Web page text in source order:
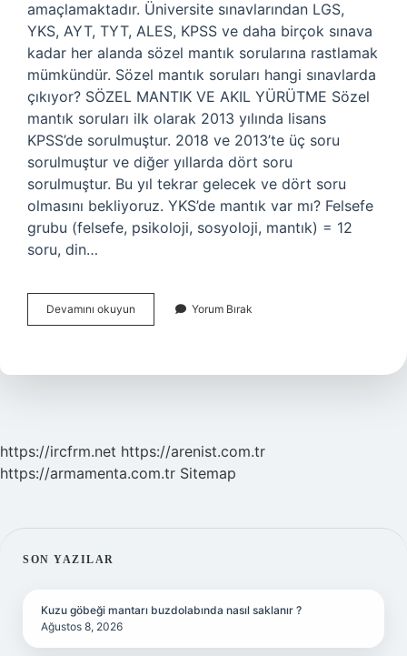
amaçlamaktadır. Üniversite sınavlarından LGS,
YKS, AYT, TYT, ALES, KPSS ve daha birçok sınava
kadar her alanda sözel mantık sorularına rastlamak
mümkündür. Sözel mantık soruları hangi sınavlarda
çıkıyor? SÖZEL MANTIK VE AKIL YÜRÜTME Sözel
mantık soruları ilk olarak 2013 yılında lisans
KPSS’de sorulmuştur. 2018 ve 2013’te üç soru
sorulmuştur ve diğer yıllarda dört soru
sorulmuştur. Bu yıl tekrar gelecek ve dört soru
olmasını bekliyoruz. YKS’de mantık var mı? Felsefe
grubu (felsefe, psikoloji, sosyoloji, mantık) = 12
soru, din…
Devamını okuyun
De
Var
Yorum Bırak
https://ircfrm.net https://arenist.com.tr
https://armamenta.com.tr Sitemap
SIDEBAR
SON YAZILAR
Kuzu göbeği mantarı buzdolabında nasıl saklanır ?
Ağustos 8, 2026